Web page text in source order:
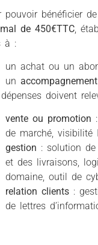
pouvoir bénéficier
de 450€TTC,
à :
un achat ou un
un
doivent
vente ou promotion
de marché, visibilité
gestion : solution de
et des livraisons,
domaine, outil de
relation clients:
de lettres